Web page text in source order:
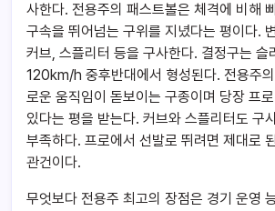
사한다. 전용주의 패스트볼은 체격에 비해
구속을 뛰어넘는 구위를 지녔다는 평이다.
커브, 스플리터 등을 구사한다. 결정구는 슬
120km/h 중후반대에서 형성된다. 전용주
로운 움직임이 돋보이는 구종이며 당장 프
있다는 평을 받는다. 커브와 스플리터도 구
부족하다. 프로에서 선발로 뛰려면 제대로
관건이다.
무엇보다 전용주 최고의 장점은 경기 운영